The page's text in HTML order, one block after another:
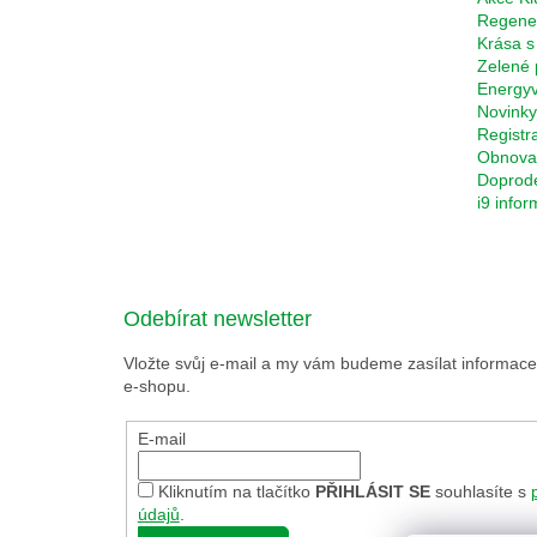
Krása
Zelené
i9
Odebírat newsletter
Vložte svůj e-mail a my vám budeme zasílat
e-shopu.
E-mail
Kliknutím na tlačítko PŘIHLÁSIT SEsouhlasíte s
údajů.